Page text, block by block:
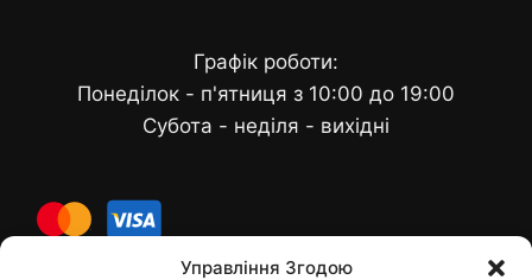
Управління Згодою
Графік роботи:
Понеділок - п'ятниця з 10:00 до 19:00
Субота - неділя - вихідні